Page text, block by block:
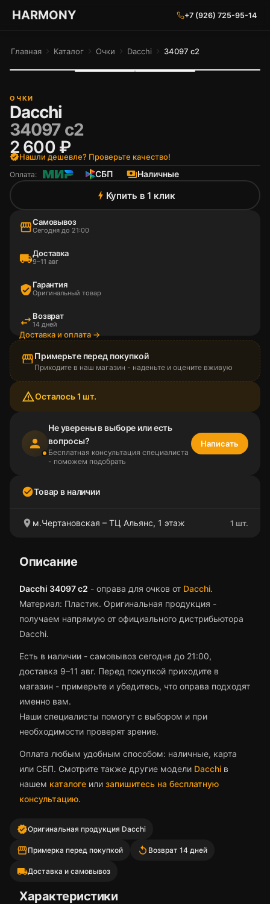
ГАРМОНИЯ ГЛАЗ
HARMONY +7 (926) 725-95-14
Главная chevron_right Каталог chevron_right Очки chevron_right Dacchi chevron_right 34097 c2
ОЧКИ
Dacchi
34097 c2
2 600 ₽
verifiedНашли дешевле? Проверьте качество!
Оплата: СБП paymentsНаличные
bolt Купить в 1 клик
storefrontСамовывоз
Сегодня до 21:00
local_shippingДоставка
9–11 авг
verified_userГарантия
Оригинальный товар
swap_horiz Возврат
14 дней
Доставка и оплата →
storefrontПримерьте перед покупкой
Приходите в наш магазин - наденьте и оцените вживую
warning_amberОсталось 1 шт.
person
Не уверены в выборе или есть
вопросы?
Бесплатная консультация специалиста
- поможем подобрать
Написать
check_circleТовар в наличии
location_on м.Чертановская – ТЦ Альянс, 1 этаж 1 шт.
Описание
Dacchi 34097 c2 - оправа для очков от Dacchi.
Материал: Пластик. Оригинальная продукция -
получаем напрямую от официального дистрибьютора
Dacchi.
Есть в наличии - самовывоз сегодня до 21:00,
доставка 9–11 авг. Перед покупкой приходите в
магазин - примерьте и убедитесь, что оправа подходят
именно вам.
Наши специалисты помогут с выбором и при
необходимости проверят зрение.
Оплата любым удобным способом: наличные, карта
или СБП. Смотрите также другие модели Dacchi в
нашем каталоге или запишитесь на бесплатную
консультацию.
verifiedОригинальная продукция Dacchi
storefrontПримерка перед покупкой replay Возврат 14 дней
local_shippingДоставка и самовывоз
Характеристики